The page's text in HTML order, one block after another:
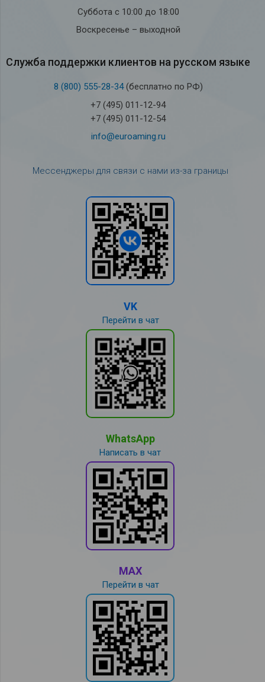
Суббота с 10:00 до 18:00
Воскресенье – выходной
Служба под­держки кли­ен­тов на рус­ском языке
8 (800) 555-28-34(бесплатно по РФ)
+7 (495) 011-12-94
+7 (495) 011-12-54
info@euroaming.ru
Мессенджеры для связи с нами из-за границы
VK
Перейти в чат
WhatsApp
Написать в чат
MAX
Перейти в чат